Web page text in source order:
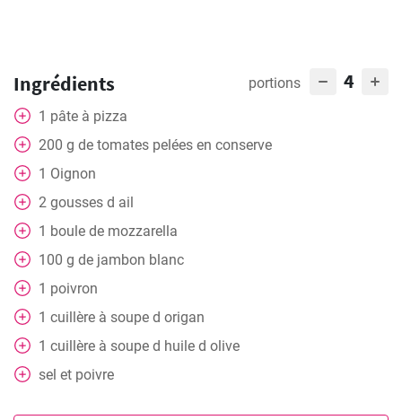
Ingrédients portions 4
1 pâte à pizza
200 g de tomates pelées en conserve
1 Oignon
2 gousses d ail
1 boule de mozzarella
100 g de jambon blanc
1 poivron
1 cuillère à soupe d origan
1 cuillère à soupe d huile d olive
sel et poivre